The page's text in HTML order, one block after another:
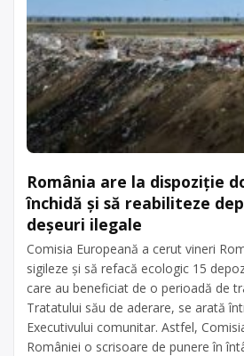
România are la dispoziţie
închidă şi să reabiliteze
deşeuri ilegale
Comisia Europeană a cerut vineri
sigileze şi să refacă ecologic 15
care au beneficiat de o perioadă de
Tratatului său de aderare, se arată
Executivului comunitar. Astfel,
României o scrisoare de punere în